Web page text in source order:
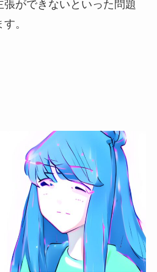
ができないといった問題
。